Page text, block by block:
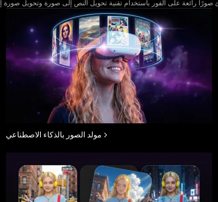
مولد الصور بالذكاء الاصطناعي